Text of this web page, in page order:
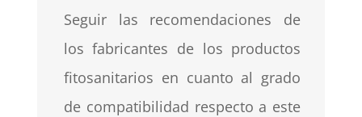
Seguir las recomendaciones de
los fabricantes de los productos
fitosanitarios en cuanto al grado
de compatibilidad respecto a este